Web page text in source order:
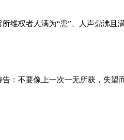
维权者人满为“患”、人声鼎沸
：不要像上一次一无所获，失望